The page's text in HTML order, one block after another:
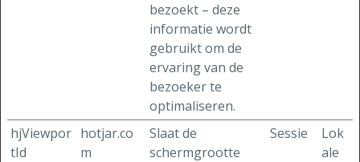
bezoekt – deze
informatie wordt
gebruikt om de
ervaring van de
bezoeker te
optimaliseren.
hjViewpor
tId
hotjar.co
m
Slaat de
schermgrootte
Sessie
Lok
ale